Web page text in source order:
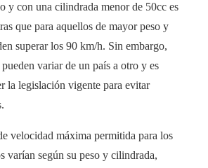
y con una cilindrada menor de 50cc es
que para aquellos de mayor peso y
superar los 90 km/h. Sin embargo,
variar de un país a otro y es
la legislación vigente para evitar
velocidad máxima permitida para los
varían según su peso y cilindrada,